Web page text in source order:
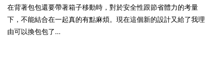
在背著包包還要帶著箱子移動時，對於安全性跟節省體力的考量
下，不能結合在一起真的有點麻煩。現在這個新的設計又給了我理
由可以換包包了…